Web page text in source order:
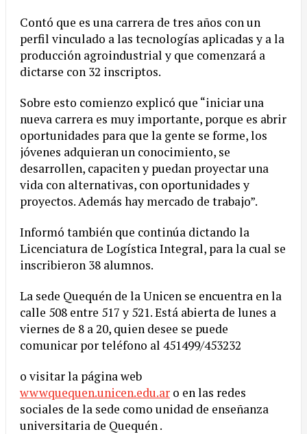
Contó que es una carrera de tres años con un
perfil vinculado a las tecnologías aplicadas y a la
producción agroindustrial y que comenzará a
dictarse con 32 inscriptos.
Sobre esto comienzo explicó que “iniciar una
nueva carrera es muy importante, porque es abrir
oportunidades para que la gente se forme, los
jóvenes adquieran un conocimiento, se
desarrollen, capaciten y puedan proyectar una
vida con alternativas, con oportunidades y
proyectos. Además hay mercado de trabajo”.
Informó también que continúa dictando la
Licenciatura de Logística Integral, para la cual se
inscribieron 38 alumnos.
La sede Quequén de la Unicen se encuentra en la
calle 508 entre 517 y 521. Está abierta de lunes a
viernes de 8 a 20, quien desee se puede
comunicar por teléfono al 451499/453232
o visitar la página web
wwwquequen.unicen.edu.ar o en las redes
sociales de la sede como unidad de enseñanza
universitaria de Quequén .